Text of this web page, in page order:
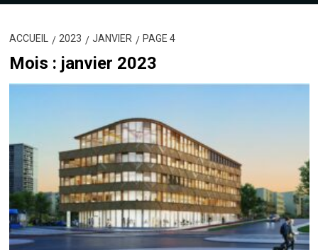
ACCUEIL 2023 JANVIER PAGE 4
Mois : janvier 2023